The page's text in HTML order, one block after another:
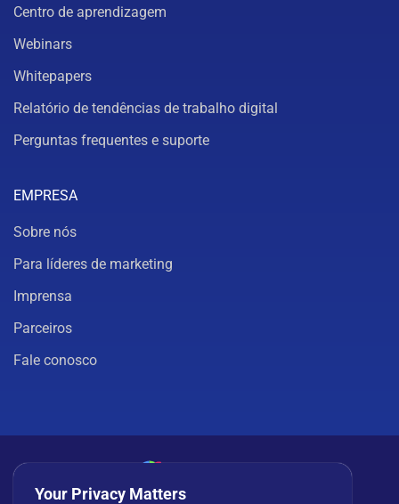
Centro de aprendizagem
Webinars
Whitepapers
Relatório de tendências de trabalho digital
Perguntas frequentes e suporte
EMPRESA
Sobre nós
Para líderes de marketing
Imprensa
Parceiros
Fale conosco
Your Privacy Matters